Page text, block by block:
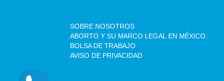
SOBRE NOSOTROS
ABORTO Y SU MARCO LEGAL EN MÉXICO.
BOLSA DE TRABAJO
AVISO DE PRIVACIDAD